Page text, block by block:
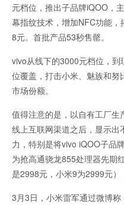
元档位，推出子品牌iQOO，
幕指纹技术，增加NFC功能
8元。首批产品53秒售罄。
vivo从线下的3000元档位，
位覆盖，打击小米、魅族和
市场份额。
值得注意的是，以自有工厂
线上互联网渠道之后，显示
力，特别是将vivo iQOO子品
为抢高通骁龙855处理器先期
是2998元，小米9为2999元）
3月3日，小米雷军通过微博